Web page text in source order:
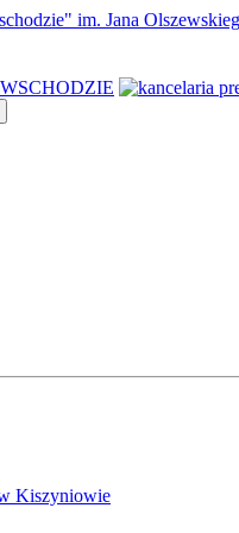
im. Jana
Kiszyniowie